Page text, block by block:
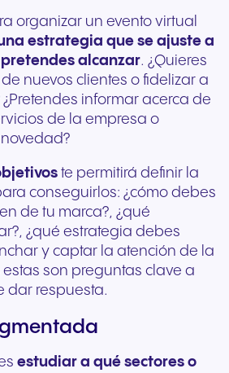
organizar un evento virtual
estrategia que se ajuste a
alcanzar. ¿Quieres
nuevos clientes o fidelizar a
informar acerca de
de la empresa o
te permitirá definir la
conseguirlos: ¿cómo debes
de tu marca?, ¿qué
¿qué estrategia debes
y captar la atención de la
son preguntas clave a
dar respuesta.
estudiar a qué sectores o